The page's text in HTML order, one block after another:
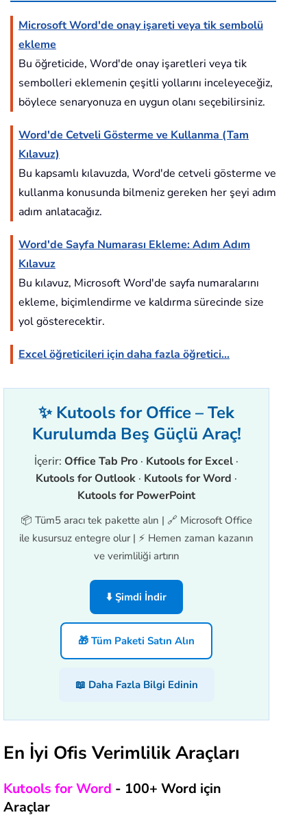
Microsoft Word'de onay işareti veya tik sembolü
ekleme
Bu öğreticide, Word'de onay işaretleri veya tik
sembolleri eklemenin çeşitli yollarını inceleyeceğiz,
böylece senaryonuza en uygun olanı seçebilirsiniz.
Word'de Cetveli Gösterme ve Kullanma (Tam
Kılavuz)
Bu kapsamlı kılavuzda, Word'de cetveli gösterme ve
kullanma konusunda bilmeniz gereken her şeyi adım
adım anlatacağız.
Word'de Sayfa Numarası Ekleme: Adım Adım
Kılavuz
Bu kılavuz, Microsoft Word'de sayfa numaralarını
ekleme, biçimlendirme ve kaldırma sürecinde size
yol gösterecektir.
Excel öğreticileri için daha fazla öğretici...
✨ Kutools for Office – Tek
Kurulumda Beş Güçlü Araç!
İçerir: Office Tab Pro · Kutools for Excel ·
Kutools for Outlook · Kutools for Word ·
Kutools for PowerPoint
📦 Tüm5 aracı tek pakette alın | 🔗 Microsoft Office
ile kusursuz entegre olur | ⚡ Hemen zaman kazanın
ve verimliliği artırın
⬇️ Şimdi İndir
🎁 Tüm Paketi Satın Alın
📖 Daha Fazla Bilgi Edinin
En İyi Ofis Verimlilik Araçları
Kutools for Word - 100+ Word için
Araçlar